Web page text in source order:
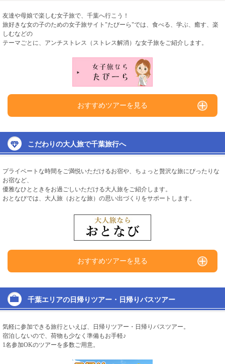
友達や母娘で楽しむ女子旅で、千葉へ行こう！
旅好きな女の子のための女子旅サイト"たびーら"では、食べる、学ぶ、癒す、楽
しむなどの
テーマごとに、アンチストレス（ストレス解消）な女子旅をご紹介します。
おすすめツアーを見る
こだわりの大人旅で千葉旅行へ
プライベートな時間をご満悦いただけるお宿や、ちょっと贅沢な旅にぴったりな
お宿など、
優雅なひとときをお過ごしいただける大人旅をご紹介します。
おとなびでは、大人旅（おとな旅）の思い出づくりをサポートします。
おすすめツアーを見る
千葉エリアの日帰りツアー・日帰りバスツアー
気軽に参加できる旅行といえば、日帰りツアー・日帰りバスツアー。
宿泊しないので、荷物も少なく準備もお手軽♪
1名参加OKのツアーを多数ご用意。